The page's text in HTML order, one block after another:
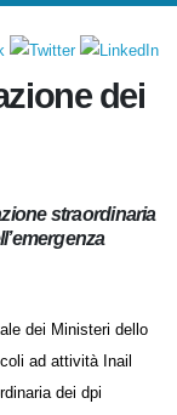
dei
straordinaria
dei Ministeri dello
ad attività Inail
dei dpi